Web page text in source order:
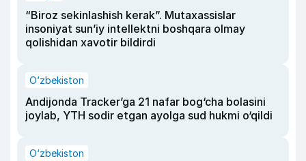
“Biroz sekinlashish kerak”. Mutaxassislar
insoniyat sun’iy intellektni boshqara olmay
qolishidan xavotir bildirdi
O‘zbekiston
Andijonda Tracker’ga 21 nafar bog‘cha bolasini
joylab, YTH sodir etgan ayolga sud hukmi o‘qildi
O‘zbekiston